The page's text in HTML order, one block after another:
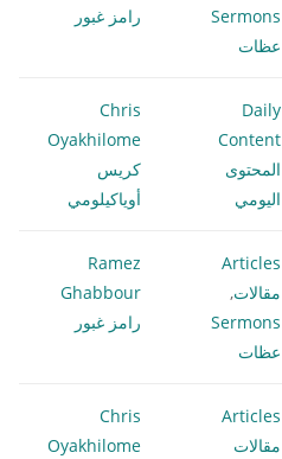
Sermons
عظات
رامز غبور
Daily
Content
المحتوى
اليومي
Chris
Oyakhilome
كريس
أوياكيلومي
Articles
مقالات,
Sermons
عظات
Ramez
Ghabbour
رامز غبور
Articles
مقالات
Chris
Oyakhilome